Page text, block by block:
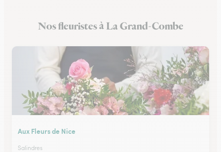
Fleuristes à Salindres
Nos fleuristes à La Grand-Combe
Aux Fleurs de Nice
Salindres